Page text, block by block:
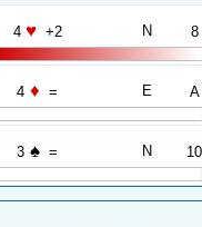
4 ♥ +2 N 8
4 ♦ = E A
3 ♠ = N 10